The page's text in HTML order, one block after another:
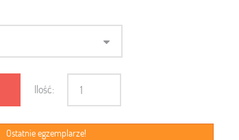
Ilość:
Ostatnie egzemplarze!